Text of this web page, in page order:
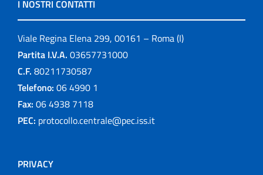
I NOSTRI CONTATTI
Viale Regina Elena 299, 00161 – Roma (I)
Partita I.V.A. 03657731000
C.F. 80211730587
Telefono: 06 4990 1
Fax: 06 4938 7118
PEC: protocollo.centrale@pec.iss.it
PRIVACY